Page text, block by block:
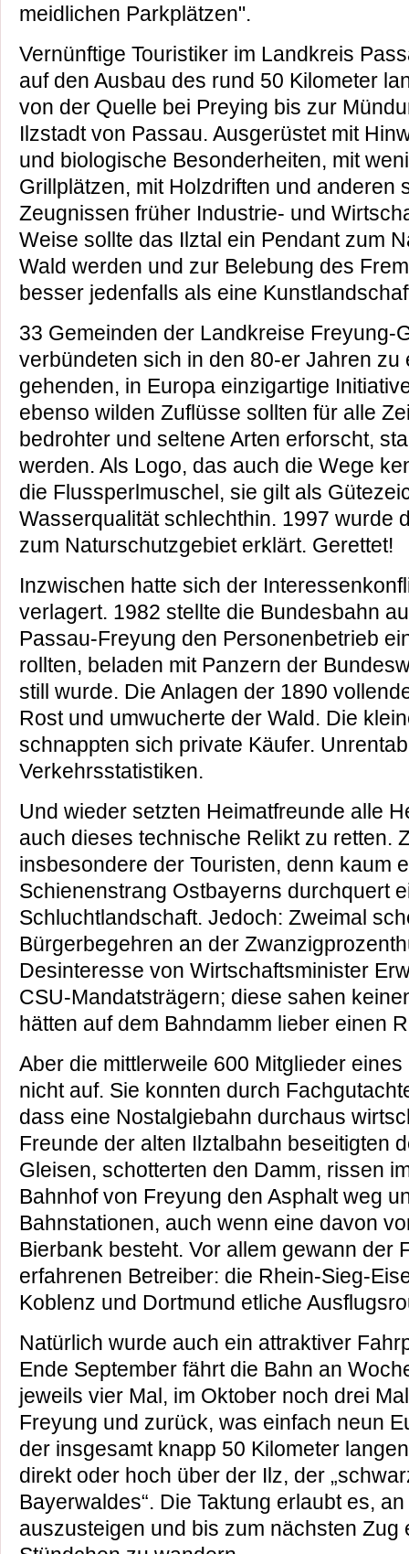
meidlichen Parkplätzen".
Vernünftige Touristiker im Landkreis
auf den Ausbau des rund 50 Kilometer
von der Quelle bei Preying bis zur
Ilzstadt von Passau. Ausgerüstet mit
und biologische Besonderheiten, mit
Grillplätzen, mit Holzdriften und anderen
Zeugnissen früher Industrie- und
Weise sollte das Ilztal ein Pendant zum
Wald werden und zur Belebung des
besser jedenfalls als eine
33 Gemeinden der Landkreise Freyung-
verbündeten sich in den 80-er Jahren zu
gehenden, in Europa einzigartige
ebenso wilden Zuflüsse sollten für alle
bedrohter und seltene Arten erforscht,
werden. Als Logo, das auch die Wege
die Flussperlmuschel, sie gilt als
Wasserqualität schlechthin. 1997 wurde
zum Naturschutzgebiet erklärt. Gerettet!
Inzwischen hatte sich der
verlagert. 1982 stellte die Bundesbahn
Passau-Freyung den Personenbetrieb
rollten, beladen mit Panzern der
still wurde. Die Anlagen der 1890
Rost und umwucherte der Wald. Die
schnappten sich private Käufer.
Verkehrsstatistiken.
Und wieder setzten Heimatfreunde alle
auch dieses technische Relikt zu retten.
insbesondere der Touristen, denn kaum
Schienenstrang Ostbayerns durchquert
Schluchtlandschaft. Jedoch: Zweimal
Bürgerbegehren an der
Desinteresse von Wirtschaftsminister
CSU-Mandatsträgern; diese sahen
hätten auf dem Bahndamm lieber einen
Aber die mittlerweile 600 Mitglieder
nicht auf. Sie konnten durch
dass eine Nostalgiebahn durchaus
Freunde der alten Ilztalbahn beseitigten
Gleisen, schotterten den Damm, rissen
Bahnhof von Freyung den Asphalt weg
Bahnstationen, auch wenn eine davon
Bierbank besteht. Vor allem gewann der
erfahrenen Betreiber: die Rhein-Sieg-
Koblenz und Dortmund etliche
Natürlich wurde auch ein attraktiver
Ende September fährt die Bahn an
jeweils vier Mal, im Oktober noch drei
Freyung und zurück, was einfach neun
der insgesamt knapp 50 Kilometer
direkt oder hoch über der Ilz, der
Bayerwaldes“. Die Taktung erlaubt es,
auszusteigen und bis zum nächsten Zug